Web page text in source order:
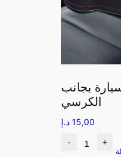
بجانب
الكرسي
15,00 د.إ
- +